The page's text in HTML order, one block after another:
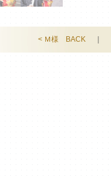
< Ｍ様 BACK